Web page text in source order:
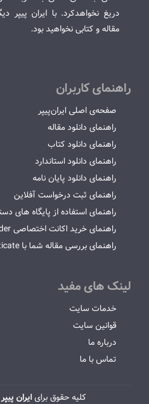
دریغ نخواهدکرد. با ایران پیپر
مقاله و کتابی نخواهید بود.
راهنمای کاربران
صفحه‌ی اصلی ایران‌پیپر
راهنمای دانلود مقاله
راهنمای دانلود کتاب
راهنمای دانلود استاندارد
راهنمای دانلود پایان نامه
راهنمای ثبت درخواست آفلاین
راهنمای استفاده از پایگاه های
راهنمای خرید اکانت اختصاصی SciFinder
راهنمای بررسی مقاله شما با iThenticate و Grammerly
لینک های مفید
خدمات سایت
قوانین سایت
درباره ما
تماس با ما
کلیه حقوق برایایران پیپر